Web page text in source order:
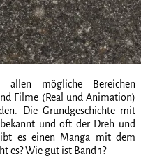
mögliche Bereichen
Filme (Real und Animation)
Die Grundgeschichte mit
und oft der Dreh und
es einen Manga mit dem
es? Wie gut ist Band 1?